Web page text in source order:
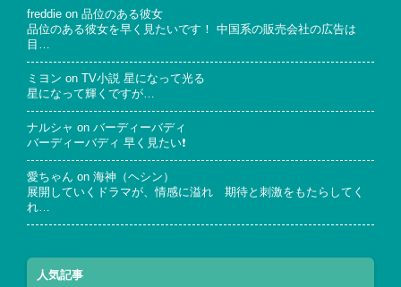
freddie on 品位のある彼女
品位のある彼女を早く見たいです！ 中国系の販売会社の広告は
目…
ミヨン on
TV小説 星になって光る
星になって輝くですが…
ナルシャ on バーディーバディ
バーディーバディ 早く見たい❗
愛ちゃん on 海神（ヘシン）
展開していくドラマが、情感に溢れ 期待と刺激をもたらしてく
れ…
人気記事